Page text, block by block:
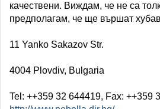
качествени. Виждам, че не са
предполагам, че ще вършат
11 Yanko Sakazov Str.
4004 Plovdiv, Bulgaria
Tel: ++359 32 644419, Fax: ++359